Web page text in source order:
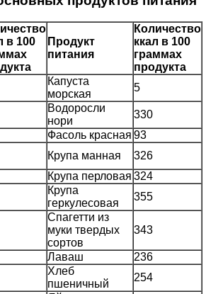
в 100
Продукт
питания
Количество
ккал в 100
граммах
продукта
Капуста
морская
5
Водоросли
нори
330
Фасоль красная 93
Крупа манная
326
Крупа перловая 324
Крупа
геркулесовая
355
Спагетти из
муки твердых
сортов
343
Лаваш
236
Хлеб
пшеничный
254